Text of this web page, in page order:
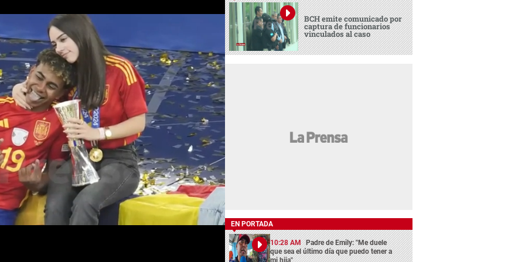
BCH emite comunicado por
captura de funcionarios
vinculados al caso
EN PORTADA
10:28 AM Padre de Emily: "Me duele
que sea el último día que puedo tener a
mi hija"